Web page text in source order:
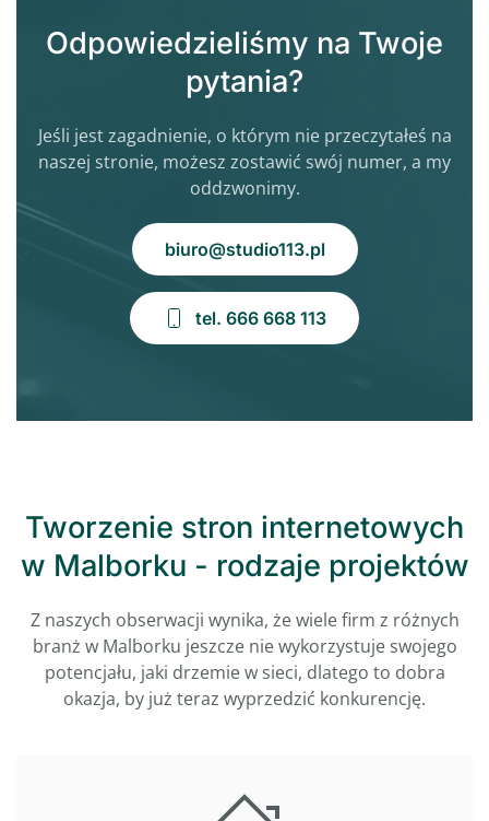
Odpowiedzieliśmy na Twoje
pytania?
Jeśli jest zagadnienie, o którym nie przeczytałeś na
naszej stronie, możesz zostawić swój numer, a my
oddzwonimy.
biuro@studio113.pl
tel. 666 668 113
Tworzenie stron internetowych
w Malborku - rodzaje projektów
Z naszych obserwacji wynika, że wiele firm z różnych
branż w Malborku jeszcze nie wykorzystuje swojego
potencjału, jaki drzemie w sieci, dlatego to dobra
okazja, by już teraz wyprzedzić konkurencję.